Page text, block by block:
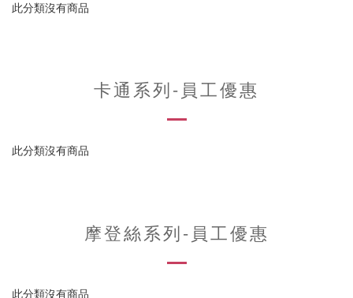
此分類沒有商品
卡通系列-員工優惠
此分類沒有商品
摩登絲系列-員工優惠
此分類沒有商品